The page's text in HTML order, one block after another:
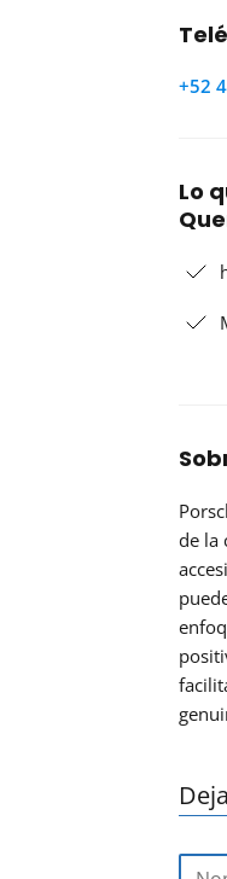
+52
Lo
de la